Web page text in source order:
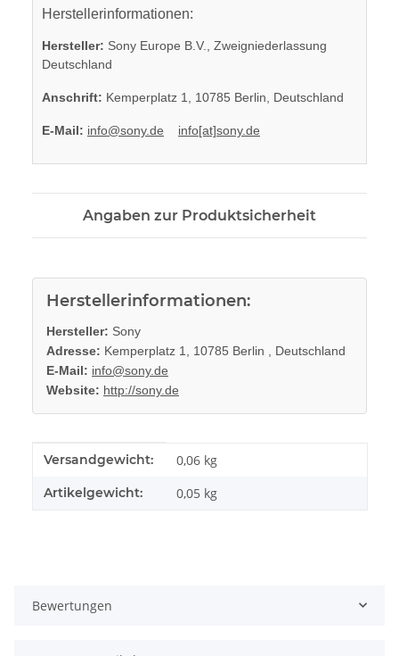
Herstellerinformationen:
Hersteller: Sony Europe B.V., Zweigniederlassung
Deutschland
Anschrift: Kemperplatz 1, 10785 Berlin, Deutschland
E-Mail: info@sony.de info[at]sony.de
Angaben zur Produktsicherheit
Herstellerinformationen:
Hersteller: Sony
Adresse: Kemperplatz 1, 10785 Berlin , Deutschland
E-Mail: info@sony.de
Website: http://sony.de
Produkteigenschaft
Wert
Versandgewicht: 0,06 kg
Artikelgewicht: 0,05 kg
Bewertungen